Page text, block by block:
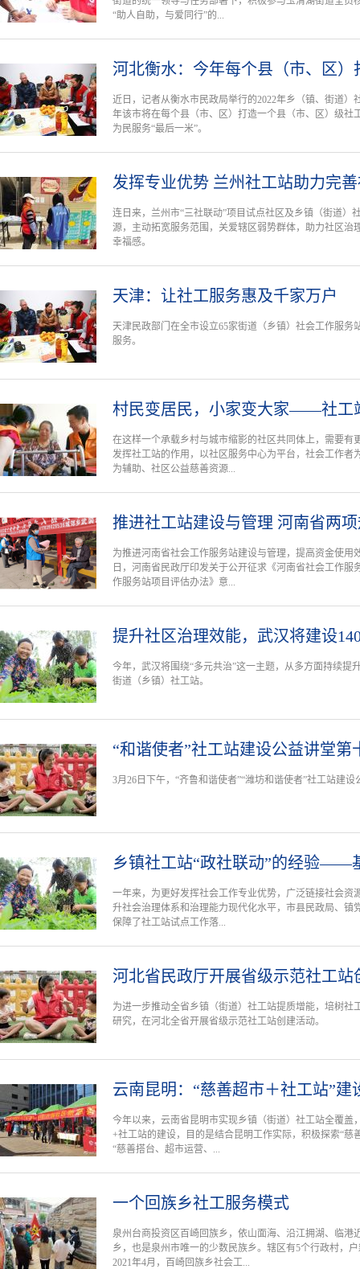
“助人自助，与爱同行”的...
河北衡水：今年每个县（市、区）
近日，记者从衡水市民政局举行的2022年乡（镇、街道
年该市将在每个县（市、区）打造一个县（市、区）级社
为民服务“最后一米”。
发挥专业优势 兰州社工站助力完
连日来，兰州市“三社联动”项目试点社区及乡镇（街道）
源，主动拓宽服务范围，关爱辖区弱势群体，助力社区治
幸福感。
天津：让社工服务惠及千家万户
天津民政部门在全市设立65家街道（乡镇）社会工作服
服务。
村民变居民，小家变大家——社工
在这样一个承载乡村与城市缩影的社区共同体上，需要有
发挥社工站的作用，以社区服务中心为平台，社会工作者
为辅助、社区公益慈善资源...
推进社工站建设与管理 河南省两
为推进河南省社会工作服务站建设与管理，提高资金使用
日，河南省民政厅印发关于公开征求《河南省社会工作
作服务站项目评估办法》意...
提升社区治理效能，武汉将建设
今年，武汉将围绕“多元共治”这一主题，从多方面持续提
街道（乡镇）社工站。
“和谐使者”社工站建设公益讲堂第
3月26日下午，“齐鲁和谐使者”“潍坊和谐使者”社工站建
乡镇社工站“政社联动”的经验——
一年来，为更好发挥社会工作专业优势，广泛链接社会资
升社会治理体系和治理能力现代化水平，市县民政局、镇
保障了社工站试点工作落...
河北省民政厅开展省级示范社工站
为进一步推动全省乡镇（街道）社工站提质增能，培树社
研究，在河北全省开展省级示范社工站创建活动。
云南昆明：“慈善超市＋社工站”建
今年以来，云南省昆明市实现乡镇（街道）社工站全覆盖
+社工站的建设，目的是结合昆明工作实际，积极探索“慈
“慈善搭台、超市运营、...
一个回族乡社工服务模式
泉州台商投资区百崎回族乡，依山面海、沿江拥湖、临港
乡，也是泉州市唯一的少数民族乡。辖区有5个行政村，
2021年4月，百崎回族乡社会工...